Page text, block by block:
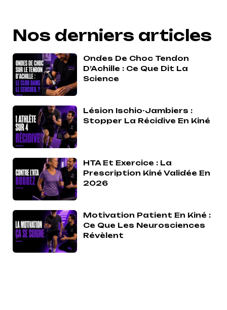
Nos derniers articles
Ondes De Choc Tendon
D’Achille : Ce Que Dit La
Science
Lésion Ischio-Jambiers :
Stopper La Récidive En Kiné
HTA Et Exercice : La
Prescription Kiné Validée En
2026
Motivation Patient En Kiné :
Ce Que Les Neurosciences
Révèlent